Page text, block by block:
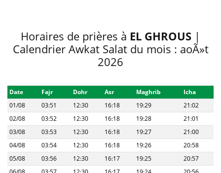
Horaires de prières à EL GHROUS |
Calendrier Awkat Salat du mois : aoÃ»t
2026
Date Fajr Dohr Asr Maghrib
Icha
01/08
03:51 12:30 16:18 19:29
21:02
02/08
03:52 12:30 16:18 19:28
21:01
03/08
03:53 12:30 16:18 19:27
21:00
04/08
03:54 12:30 16:18 19:26
20:58
05/08
03:56 12:30 16:17 19:25
20:57